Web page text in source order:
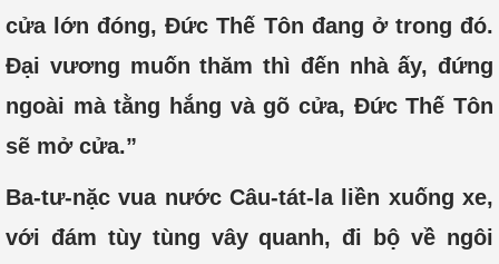
cửa lớn đóng, Đức Thế Tôn đang ở trong đó.
Đại vương muốn thăm thì đến nhà ấy, đứng
ngoài mà tằng hắng và gõ cửa, Đức Thế Tôn
sẽ mở cửa.”
Ba-tư-nặc vua nước Câu-tát-la liền xuống xe,
với đám tùy tùng vây quanh, đi bộ về ngôi